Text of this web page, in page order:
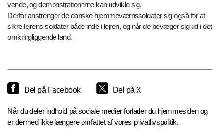
vende, og demonstrationerne kan udvikle sig.
Derfor anstrenger de danske hjemmeværnssoldater sig også for at
sikre lejrens soldater både inde i lejren, og når de bevæger sig ud i det
omkringliggende land.
Del på Facebook Del på X
Når du deler indhold på sociale medier forlader du hjemmesiden og
er dermed ikke længere omfattet af vores privatlivspolitik.